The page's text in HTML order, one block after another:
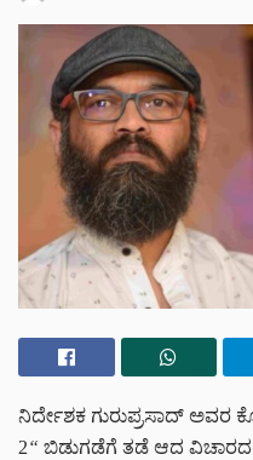
ನಿರ್ದೇಶಕ ಗುರುಪ್ರಸಾದ್ ಅವರ
2“ ಬಿಡುಗಡೆಗೆ ತಡೆ ಆದ